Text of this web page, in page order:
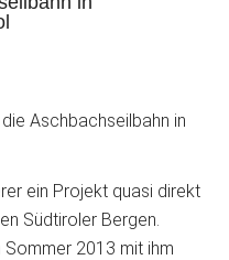
ein Projekt quasi direkt
Südtiroler Bergen.
2013 mit ihm